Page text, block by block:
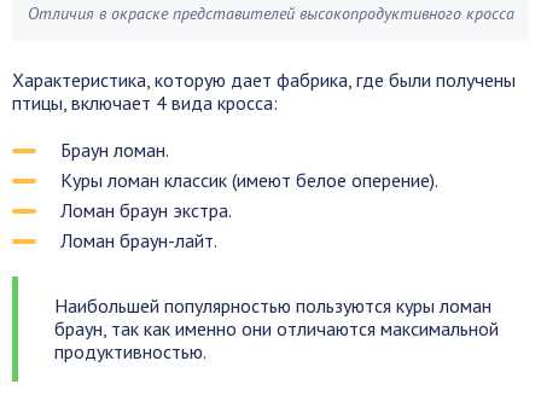
Отличия в окраске представителей высокопродуктивного кросса
Характеристика, которую дает фабрика, где были получены
птицы, включает 4 вида кросса:
Браун ломан.
Куры ломан классик (имеют белое оперение).
Ломан браун экстра.
Ломан браун-лайт.
Наибольшей популярностью пользуются куры ломан
браун, так как именно они отличаются максимальной
продуктивностью.